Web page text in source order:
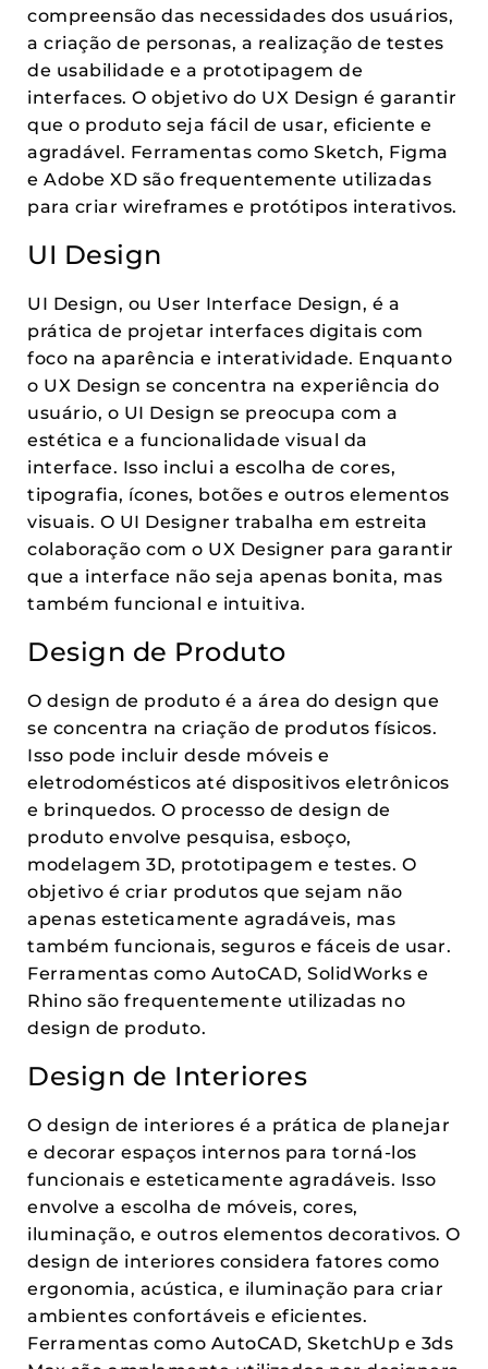
compreensão das necessidades dos usuários,
a criação de personas, a realização de testes
de usabilidade e a prototipagem de
interfaces. O objetivo do UX Design é garantir
que o produto seja fácil de usar, eficiente e
agradável. Ferramentas como Sketch, Figma
e Adobe XD são frequentemente utilizadas
para criar wireframes e protótipos interativos.
UI Design
UI Design, ou User Interface Design, é a
prática de projetar interfaces digitais com
foco na aparência e interatividade. Enquanto
o UX Design se concentra na experiência do
usuário, o UI Design se preocupa com a
estética e a funcionalidade visual da
interface. Isso inclui a escolha de cores,
tipografia, ícones, botões e outros elementos
visuais. O UI Designer trabalha em estreita
colaboração com o UX Designer para garantir
que a interface não seja apenas bonita, mas
também funcional e intuitiva.
Design de Produto
O design de produto é a área do design que
se concentra na criação de produtos físicos.
Isso pode incluir desde móveis e
eletrodomésticos até dispositivos eletrônicos
e brinquedos. O processo de design de
produto envolve pesquisa, esboço,
modelagem 3D, prototipagem e testes. O
objetivo é criar produtos que sejam não
apenas esteticamente agradáveis, mas
também funcionais, seguros e fáceis de usar.
Ferramentas como AutoCAD, SolidWorks e
Rhino são frequentemente utilizadas no
design de produto.
Design de Interiores
O design de interiores é a prática de planejar
e decorar espaços internos para torná-los
funcionais e esteticamente agradáveis. Isso
envolve a escolha de móveis, cores,
iluminação, e outros elementos decorativos. O
design de interiores considera fatores como
ergonomia, acústica, e iluminação para criar
ambientes confortáveis e eficientes.
Ferramentas como AutoCAD, SketchUp e 3ds